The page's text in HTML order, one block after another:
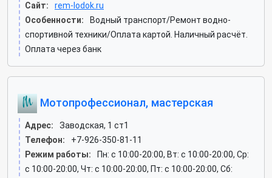
Сайт:
rem-lodok.ru
Особенности:
Водный транспорт/Ремонт водно-
спортивной техники/Оплата картой. Наличный расчёт.
Оплата через банк
Мотопрофессионал, мастерская
Адрес:
Заводская, 1 ст1
Телефон:
+7-926-350-81-11
Режим работы:
Пн: c 10:00-20:00, Вт: c 10:00-20:00, Ср:
c 10:00-20:00, Чт: c 10:00-20:00, Пт: c 10:00-20:00, Сб: